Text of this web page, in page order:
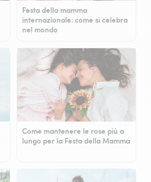
Festa della mamma
internazionale: come si celebra
nel mondo
Come mantenere le rose più a
lungo per la Festa della Mamma